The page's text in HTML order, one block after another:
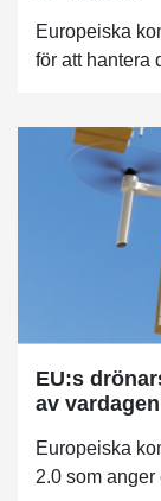
Europeiska
för att hantera
EU:s
av
Europeiska
2.0 som